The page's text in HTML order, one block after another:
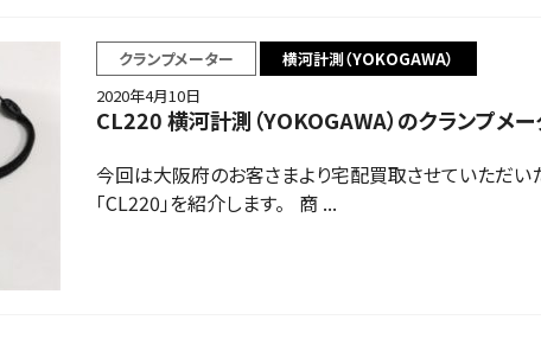
クランプメーター
横河計測（YOKOGAWA）
2020年4月10日
CL220 横河計測（YOKOGAWA）のクランプメー
今回は大阪府のお客さまより宅配買取させていただい
「CL220」を紹介します。 商 ...